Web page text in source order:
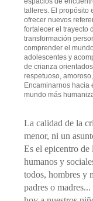
talleres. El propósito
ofrecer nuevos
fortalecer el trayecto
transformación
comprender el
adolescentes y
de crianza
respetuoso,
Encaminarnos hacia
mundo más
La calidad de la
menor, ni un
Es el epicentro de
humanos y
todos, hombres y
padres o